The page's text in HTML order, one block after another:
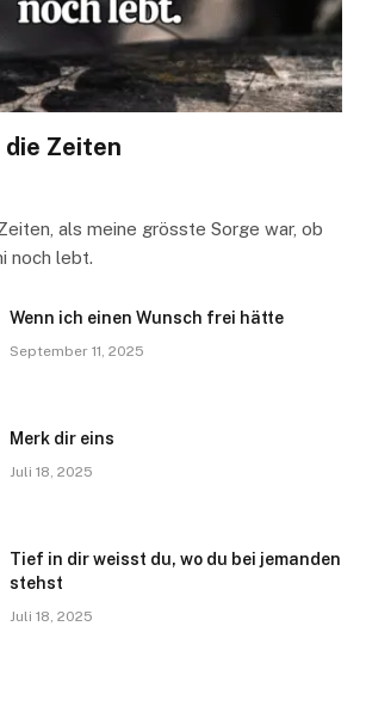
die Zeiten
als meine grösste Sorge war, ob
noch lebt.
Wenn ich einen Wunsch frei hätte
September 11, 2025
Merk dir eins
Juli 18, 2025
Tief in dir weisst du, wo du bei jemanden
stehst
Juli 18, 2025